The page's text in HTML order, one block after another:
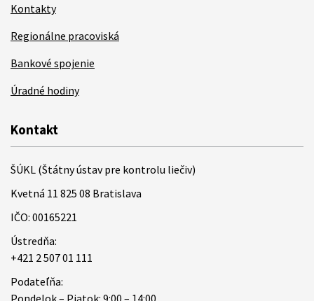
Kontakty
Regionálne pracoviská
Bankové spojenie
Úradné hodiny
Kontakt
ŠÚKL (Štátny ústav pre kontrolu liečiv)
Kvetná 11 825 08 Bratislava
IČO: 00165221
Ústredňa:
+421 2 507 01 111
Podateľňa:
Pondelok – Piatok: 9:00 – 14:00